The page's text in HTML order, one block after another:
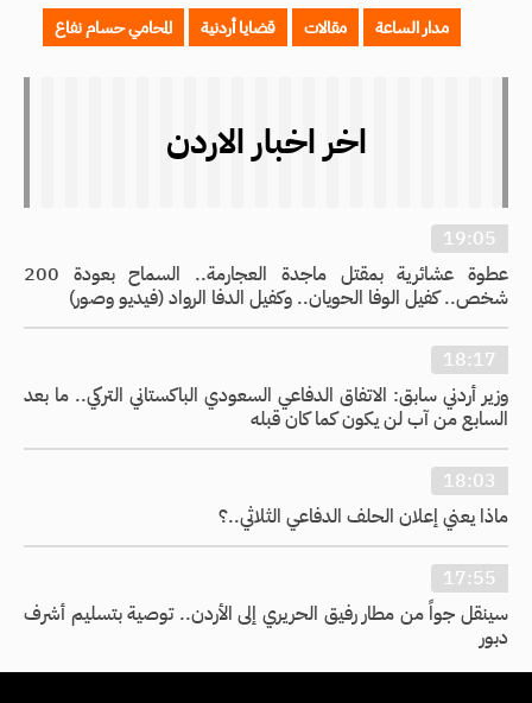
مدار الساعة مقالات قضايا أردنية المحامي حسام نفاع
اخر اخبار الاردن
19:05
عطوة عشائرية بمقتل ماجدة العجارمة.. السماح بعودة 200
شخص.. كفيل الوفا الحويان.. وكفيل الدفا الرواد (فيديو وصور)
18:17
وزير أردني سابق: الاتفاق الدفاعي السعودي الباكستاني التركي.. ما بعد
السابع من آب لن يكون كما كان قبله
18:03
ماذا يعني إعلان الحلف الدفاعي الثلاثي..؟
17:55
سينقل جواً من مطار رفيق الحريري إلى الأردن.. توصية بتسليم أشرف
دبور